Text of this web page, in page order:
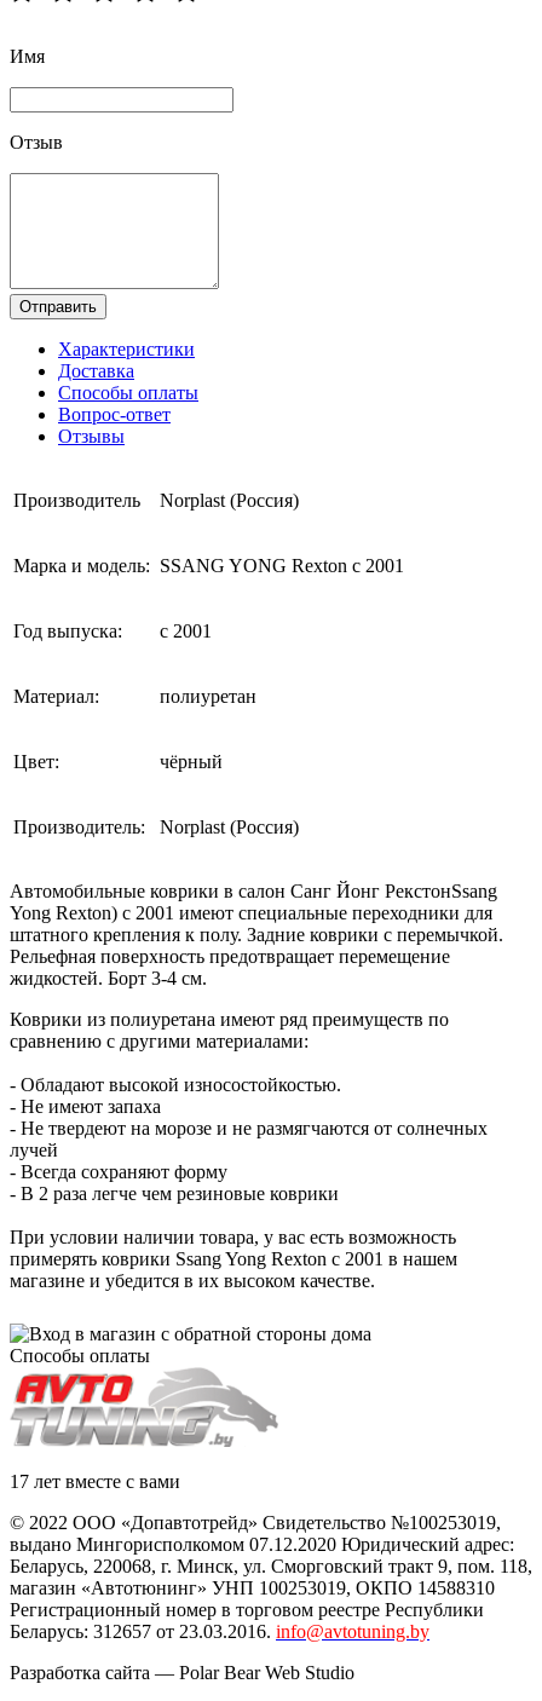
Имя
Отзыв
Отправить
Характеристики
Доставка
Способы оплаты
Вопрос-ответ
Отзывы
Производитель Norplast (Россия)
Марка и модель: SSANG YONG Rexton с 2001
Год выпуска: с 2001
Материал: полиуретан
Цвет: чёрный
Производитель: Norplast (Россия)
Автомобильные коврики в салон Санг Йонг РекстонSsang
Yong Rexton) с 2001 имеют специальные переходники для
штатного крепления к полу. Задние коврики с перемычкой.
Рельефная поверхность предотвращает перемещение
жидкостей. Борт 3-4 см.
Коврики из полиуретана имеют ряд преимуществ по
сравнению с другими материалами:
- Обладают высокой износостойкостью.
- Не имеют запаха
- Не твердеют на морозе и не размягчаются от солнечных
лучей
- Всегда сохраняют форму
- В 2 раза легче чем резиновые коврики
При условии наличии товара, у вас есть возможность
примерять коврики Ssang Yong Rexton с 2001 в нашем
магазине и убедится в их высоком качестве.
Способы оплаты
17 лет вместе с вами
© 2022 ООО «Допавтотрейд» Свидетельство №100253019,
выдано Мингорисполкомом 07.12.2020 Юридический адрес:
Беларусь, 220068, г. Минск, ул. Сморговский тракт 9, пом. 118,
магазин «Автотюнинг» УНП 100253019, ОКПО 14588310
Регистрационный номер в торговом реестре Республики
Беларусь: 312657 от 23.03.2016. info@avtotuning.by
Разработка сайта — Polar Bear Web Studio